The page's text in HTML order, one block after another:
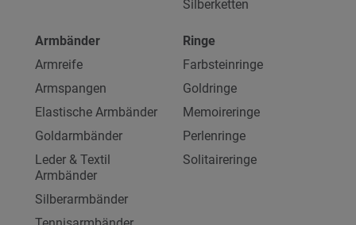
Silberketten
Armbänder
Armreife
Armspangen
Elastische Armbänder
Goldarmbänder
Leder & Textil
Armbänder
Silberarmbänder
Ringe
Farbsteinringe
Goldringe
Memoireringe
Perlenringe
Solitaireringe